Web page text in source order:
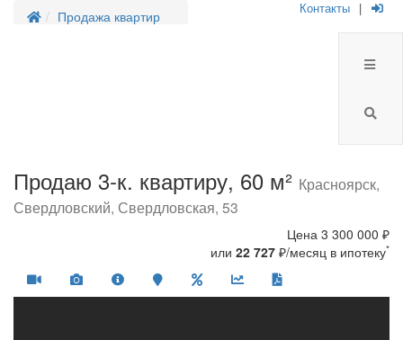
Продажа квартир Контакты |
Продаю 3-к. квартиру, 60 м² Красноярск,
Свердловский, Свердловская, 53
Цена 3 300 000 ₽
или 22 727 ₽/месяц в ипотеку*